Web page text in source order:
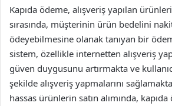
Kapıda ödeme, alışveriş yapılan
sırasında, müşterinin ürün bedelini
ödeyebilmesine olanak tanıyan bir
sistem, özellikle internetten alışveriş
güven duygusunu artırmakta ve
şekilde alışveriş yapmalarını
hassas ürünlerin satın alımında,